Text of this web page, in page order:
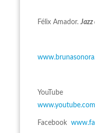
Félix Amador.Jazz
YouTube
Facebook